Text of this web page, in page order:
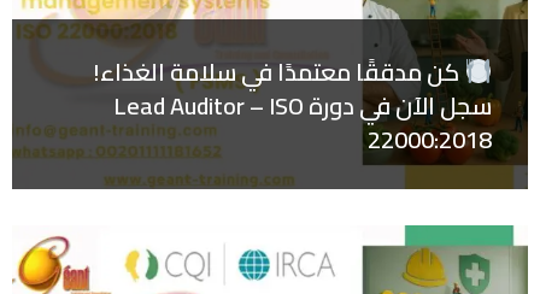
كن مدققًا معتمدًا في سلامة الغذاء!
سجل الآن في دورة Lead Auditor – ISO
22000:2018